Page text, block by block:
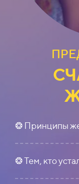
❂ Принципы
❂ Тем, кто